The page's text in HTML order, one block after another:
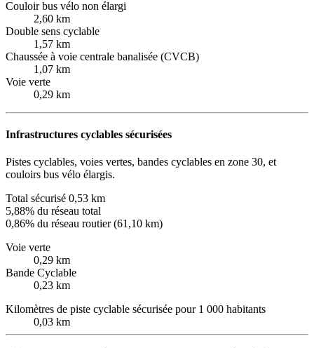
Couloir bus vélo non élargi
2,60 km
Double sens cyclable
1,57 km
Chaussée à voie centrale banalisée (CVCB)
1,07 km
Voie verte
0,29 km
Infrastructures cyclables sécurisées
Pistes cyclables, voies vertes, bandes cyclables en zone 30, et
couloirs bus vélo élargis.
Total sécurisé 0,53 km
5,88% du réseau total
0,86% du réseau routier (61,10 km)
Voie verte
0,29 km
Bande Cyclable
0,23 km
Kilomètres de piste cyclable sécurisée pour 1 000 habitants
0,03 km